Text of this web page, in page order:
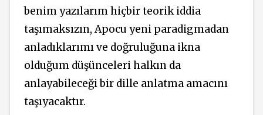
benim yazılarım hiçbir teorik iddia
taşımaksızın, Apocu yeni paradigmadan
anladıklarımı ve doğruluğuna ikna
olduğum düşünceleri halkın da
anlayabileceği bir dille anlatma amacını
taşıyacaktır.